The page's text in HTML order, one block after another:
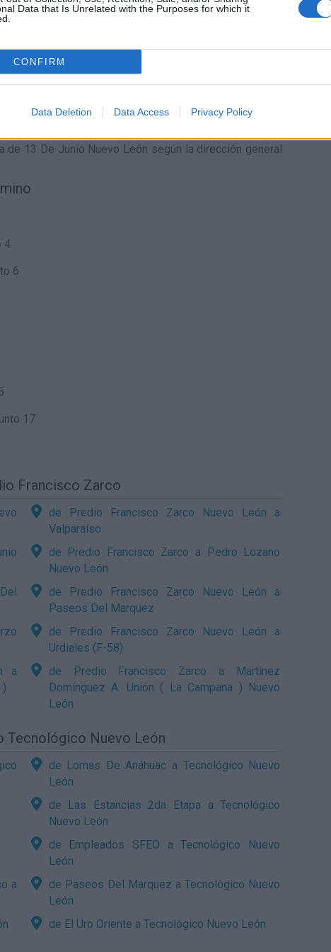
Data that Is Unrelated with the Purposes for which it
CONFIRM
Data Deletion Data Access Privacy Policy
0,00€
0,00€ 0l.- 0,00€ 0l.- 0,00€
en Benito Juárez (F-96)
de
en 13 De Junio Nuevo León
de 13 De Junio Nuevo León según la dirección general
4
6
17
Francisco Zarco
de Predio Francisco Zarco Nuevo León a
Valparaíso
de Predio Francisco Zarco a Pedro Lozano
Nuevo León
de Predio Francisco Zarco Nuevo León a
Paseos Del Marquez
de Predio Francisco Zarco Nuevo León a
Urdiales (F-58)
a
)
de Predio Francisco Zarco a Martínez
Domínguez A. Unión ( La Campana ) Nuevo
León
Tecnológico Nuevo León
de Lomas De Anáhuac a Tecnológico Nuevo
León
de Las Estancias 2da Etapa a Tecnológico
Nuevo León
de Empleados SFEO a Tecnológico Nuevo
León
a
de Paseos Del Marquez a Tecnológico Nuevo
León
de El Uro Oriente a Tecnológico Nuevo León